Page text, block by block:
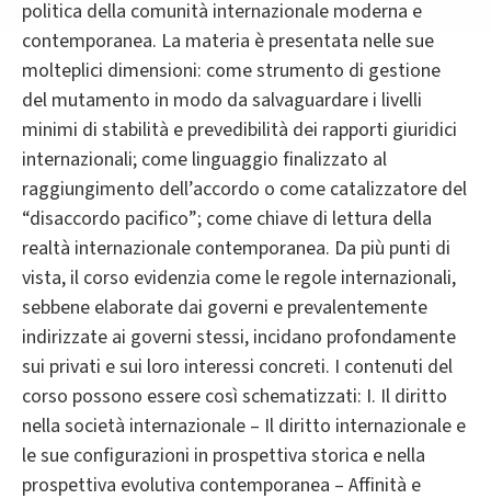
politica della comunità internazionale moderna e
contemporanea. La materia è presentata nelle sue
molteplici dimensioni: come strumento di gestione
del mutamento in modo da salvaguardare i livelli
minimi di stabilità e prevedibilità dei rapporti giuridici
internazionali; come linguaggio finalizzato al
raggiungimento dell’accordo o come catalizzatore del
“disaccordo pacifico”; come chiave di lettura della
realtà internazionale contemporanea. Da più punti di
vista, il corso evidenzia come le regole internazionali,
sebbene elaborate dai governi e prevalentemente
indirizzate ai governi stessi, incidano profondamente
sui privati e sui loro interessi concreti. I contenuti del
corso possono essere così schematizzati: I. Il diritto
nella società internazionale – Il diritto internazionale e
le sue configurazioni in prospettiva storica e nella
prospettiva evolutiva contemporanea – Affinità e